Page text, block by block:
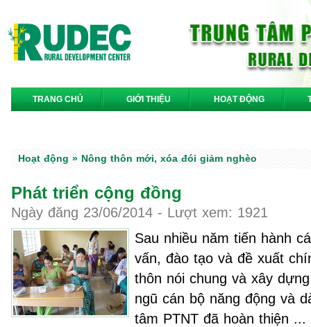
TRANG CHỦ GIỚI THIỆU HOẠT ĐỘNG
Hoạt động » Nông thôn mới, xóa đói giảm nghèo
Phát triển cộng đồng
Ngày đăng 23/06/2014 - Lượt xem: 1921
Sau nhiều năm tiến hành
vấn, đào tạo và đề xuất
thôn nói chung và xây
ngũ cán bộ năng động và
tâm PTNT đã hoàn thiện ...